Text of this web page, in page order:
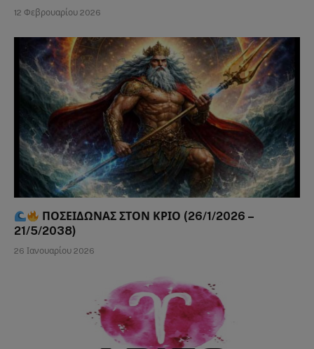
12 Φεβρουαρίου 2026
ΠΟΣΕΙΔΩΝΑΣ ΣΤΟΝ ΚΡΙΟ (26/1/2026 –
21/5/2038)
26 Ιανουαρίου 2026